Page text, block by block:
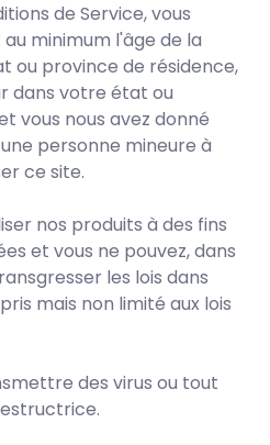
de Service, vous
minimum l'âge de la
ou province de résidence,
dans votre état ou
vous nous avez donné
personne mineure à
ce site.
nos produits à des fins
et vous ne pouvez, dans
les lois dans
mais non limité aux lois
des virus ou tout